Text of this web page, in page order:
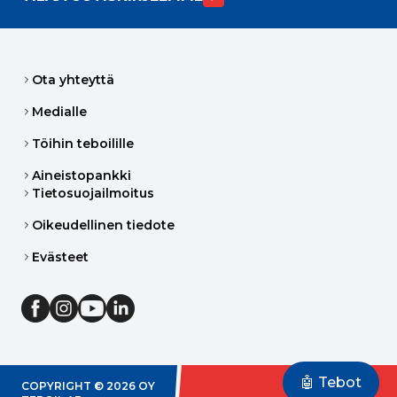
🤖 Tebot
Ota yhteyttä
Medialle
Töihin teboilille
Aineistopankki
Tietosuojailmoitus
Oikeudellinen tiedote
Evästeet
COPYRIGHT © 2026 OY